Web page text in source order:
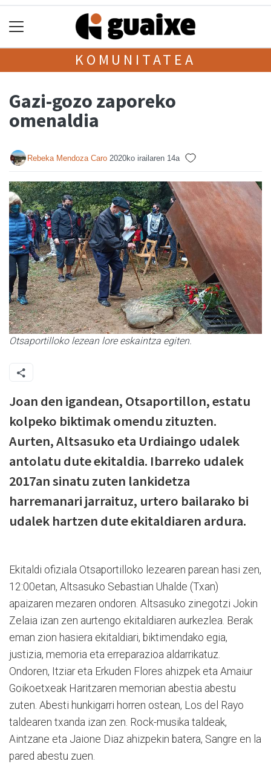
KOMUNITATEA
Gazi-gozo zaporeko
omenaldia
Rebeka Mendoza Caro 2020ko irailaren 14a
Otsaportilloko lezean lore eskaintza egiten.
Joan den igandean, Otsaportillon, estatu
kolpeko biktimak omendu zituzten.
Aurten, Altsasuko eta Urdiaingo udalek
antolatu dute ekitaldia. Ibarreko udalek
2017an sinatu zuten lankidetza
harremanari jarraituz, urtero bailarako bi
udalek hartzen dute ekitaldiaren ardura.
Ekitaldi ofiziala Otsaportilloko lezearen parean hasi zen,
12:00etan, Altsasuko Sebastian Uhalde (Txan)
apaizaren mezaren ondoren. Altsasuko zinegotzi Jokin
Zelaia izan zen aurtengo ekitaldiaren aurkezlea. Berak
eman zion hasiera ekitaldiari, biktimendako egia,
justizia, memoria eta erreparazioa aldarrikatuz.
Ondoren, Itziar eta Erkuden Flores ahizpek eta Amaiur
Goikoetxeak Haritzaren memorian abestia abestu
zuten. Abesti hunkigarri horren ostean, Los del Rayo
taldearen txanda izan zen. Rock-musika taldeak,
Aintzane eta Jaione Diaz ahizpekin batera, Sangre en la
pared abestu zuen.